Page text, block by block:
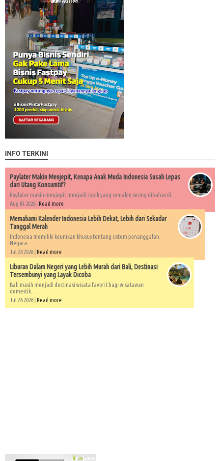
INFO TERKINI
Paylater Makin Menjepit, Kenapa Anak Muda Indonesia Susah Lepas
dari Utang Konsumtif?
Paylater makin menjepit menjadi topik yang semakin sering dibahas di...
Aug 04 2026 | Read more
Memahami Kalender Indonesia Lebih Dekat, Lebih dari Sekadar
Tanggal Merah
Indonesia memiliki keunikan khusus tentang sistem penanggalan.
Negara...
Jul 28 2026 | Read more
Liburan Dalam Negeri yang Lebih Murah dari Bali, Destinasi
Tersembunyi yang Layak Dicoba
Bali masih menjadi destinasi wisata favorit bagi wisatawan
domestik...
Jul 26 2026 | Read more